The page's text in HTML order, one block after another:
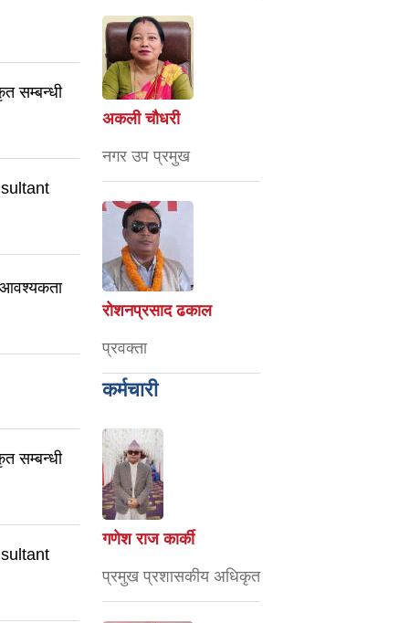
सम्बन्धी
आवश्यकता
सम्बन्धी
अकली चौधरी
नगर उप प्रमुख
रोशनप्रसाद ढकाल
प्रवक्ता
कर्मचारी
गणेश राज कार्की
प्रमुख प्रशासकीय अधिकृत